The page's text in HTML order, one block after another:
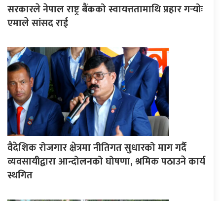
सरकारले नेपाल राष्ट्र बैंकको स्वायत्ततामाथि प्रहार गर्‍योः
एमाले सांसद राई
वैदेशिक रोजगार क्षेत्रमा नीतिगत सुधारको माग गर्दै
व्यवसायीद्वारा आन्दोलनको घोषणा, श्रमिक पठाउने कार्य
स्थगित